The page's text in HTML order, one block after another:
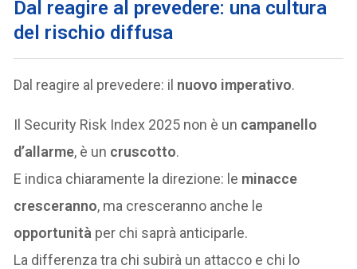
Dal reagire al prevedere: una cultura
del rischio diffusa
Dal reagire al prevedere: il nuovo imperativo.
Il Security Risk Index 2025 non è un campanello
d’allarme, è un cruscotto.
E indica chiaramente la direzione: le minacce
cresceranno, ma cresceranno anche le
opportunità per chi saprà anticiparle.
La differenza tra chi subirà un attacco e chi lo